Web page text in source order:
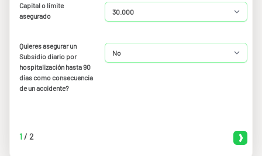
Capital o límite
asegurado
Quieres asegurar un
Subsidio diario por
hospitalización hasta 90
días como consecuencia
de un accidente?
1/ 2